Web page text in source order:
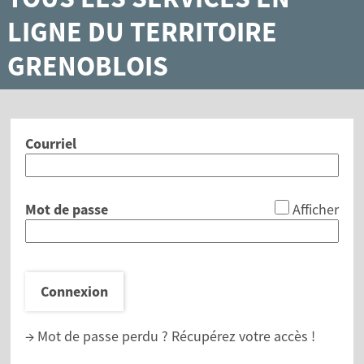
LIGNE DU TERRITOIRE
GRENOBLOIS
Courriel
Mot de passe Afficher
Connexion
→ Mot de passe perdu ? Récupérez votre accès !